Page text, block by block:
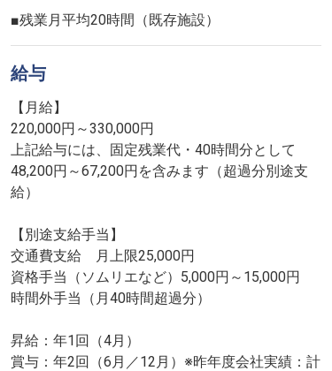
■残業月平均20時間（既存施設）
給与
【月給】
220,000円～330,000円
上記給与には、固定残業代・40時間分として
48,200円～67,200円を含みます（超過分別途支
給）
【別途支給手当】
交通費支給 月上限25,000円
資格手当（ソムリエなど）5,000円～15,000円
時間外手当（月40時間超過分）
昇給：年1回（4月）
賞与：年2回（6月／12月）※昨年度会社実績：計